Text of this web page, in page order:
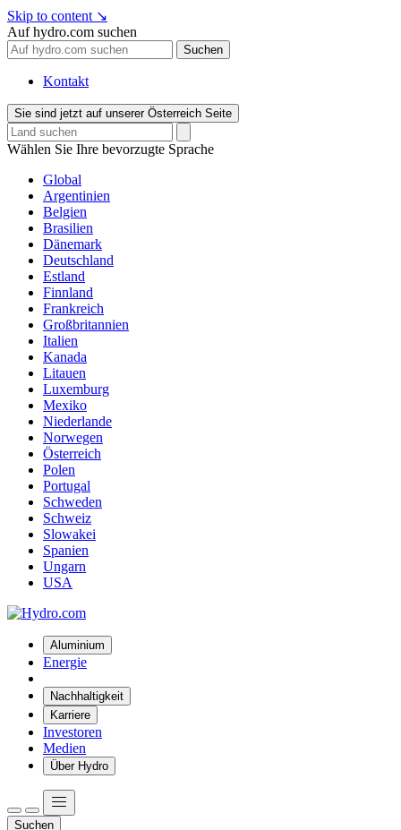
Skip to content ↘
Auf hydro.com suchen
Suchen
Kontakt
Sie sind jetzt auf unserer Österreich Seite
Wählen Sie Ihre bevorzugte Sprache
Global
Argentinien
Belgien
Brasilien
Dänemark
Deutschland
Estland
Finnland
Frankreich
Großbritannien
Italien
Kanada
Litauen
Luxemburg
Mexiko
Niederlande
Norwegen
Österreich
Polen
Portugal
Schweden
Schweiz
Slowakei
Spanien
Ungarn
USA
Aluminium
Energie
Nachhaltigkeit
Karriere
Investoren
Medien
Über Hydro
Suchen